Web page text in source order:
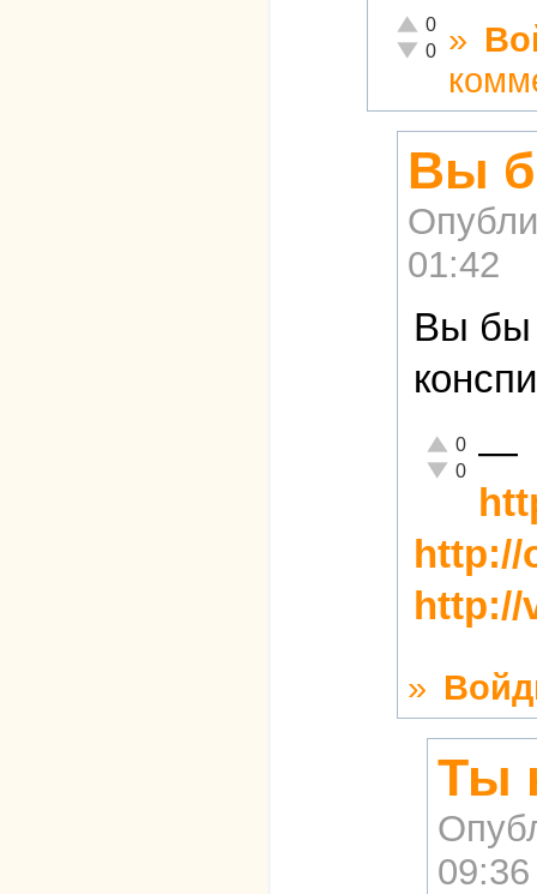
Отлично!
0
Неадекватно!
0 »
Вы
01:42
Вы бы
Отлично!
0
Неадекватно!
0 —
http://
http://
»
Ты
09:36